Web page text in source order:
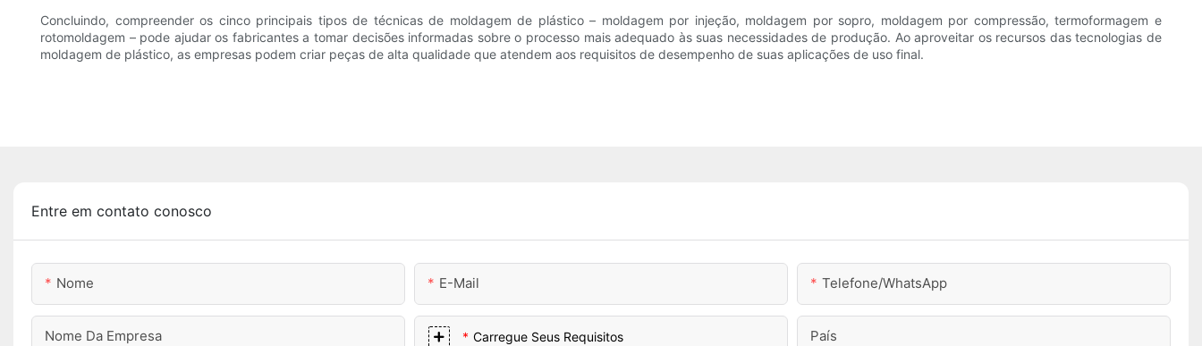
Concluindo, compreender os cinco principais tipos de técnicas de moldagem de plástico – moldagem por injeção, moldagem por sopro, moldagem por compressão, termoformagem e
rotomoldagem – pode ajudar os fabricantes a tomar decisões informadas sobre o processo mais adequado às suas necessidades de produção. Ao aproveitar os recursos das tecnologias de
moldagem de plástico, as empresas podem criar peças de alta qualidade que atendem aos requisitos de desempenho de suas aplicações de uso final.
Entre em contato conosco
Nome E-Mail Telefone/WhatsApp
Nome Da Empresa Carregue Seus Requisitos País